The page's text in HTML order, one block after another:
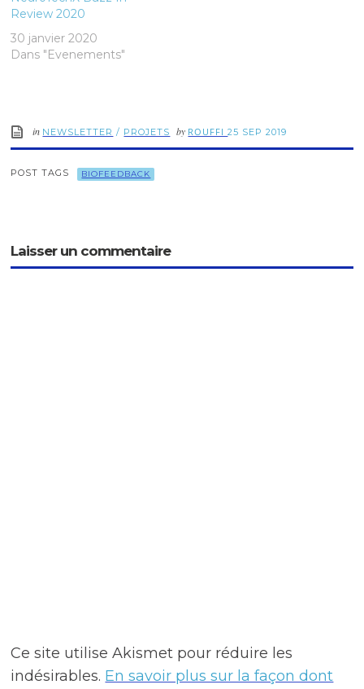
Review 2020
30 janvier 2020
Dans "Evenements"
in NEWSLETTER / PROJETS by ROUFFI25 SEP 2019
POST TAGS BIOFEEDBACK
Laisser un commentaire
Ce site utilise Akismet pour réduire les
indésirables. En savoir plus sur la façon dont